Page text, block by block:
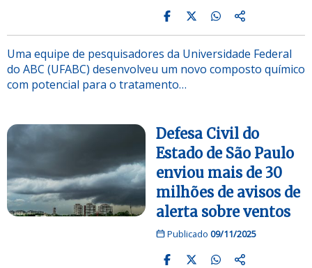
Uma equipe de pesquisadores da Universidade Federal
do ABC (UFABC) desenvolveu um novo composto químico
com potencial para o tratamento…
Defesa Civil do
Estado de São Paulo
enviou mais de 30
milhões de avisos de
alerta sobre ventos
Publicado 09/11/2025